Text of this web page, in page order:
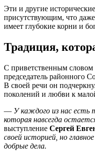
Эти и другие
присутствующим, что даже
имеет глубокие корни и
Традиция,
С приветственным словом
председатель районного
В своей речи он
поколений и любви к
— У каждого из нас есть
которая навсегда
выступление Сергей
своей историей, но
добрые дела.